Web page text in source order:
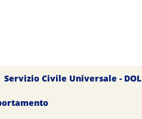
Servizio Civile Universale - DOL